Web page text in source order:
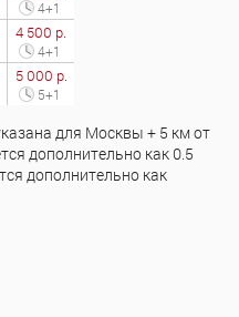
4+1
4 500 р.
4+1
5 000 р.
5+1
для Москвы + 5 км от
дополнительно как 0.5
дополнительно как